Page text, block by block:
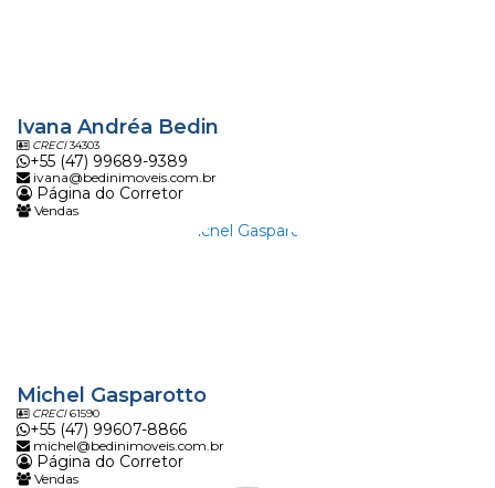
Ivana Andréa Bedin
CRECI34303
+55 (47) 99689-9389
ivana@bedinimoveis.com.br
Página do Corretor
Vendas
Michel Gasparotto
CRECI61590
+55 (47) 99607-8866
michel@bedinimoveis.com.br
Página do Corretor
Vendas